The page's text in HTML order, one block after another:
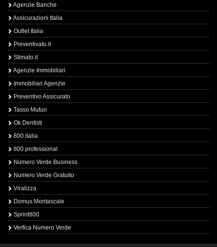
Agenzie Banche
Assicurazioni Italia
Outlet Italia
Preventivato.it
Stimato.it
Agenzie Immobiliari
Immobiliari Agenzie
Preventivo Assicurato
Tasso Mutuo
Ok Dentisti
800 italia
800 professional
Numero Verde Business
Numero Verde Gratuito
Viralizza
Domus Montascale
Sprint800
Verfica Numero Verde